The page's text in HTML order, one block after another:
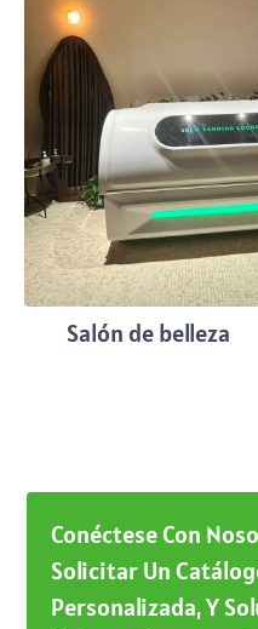
Salón de belleza
Conéctese Con
Solicitar Un
Personalizada, Y